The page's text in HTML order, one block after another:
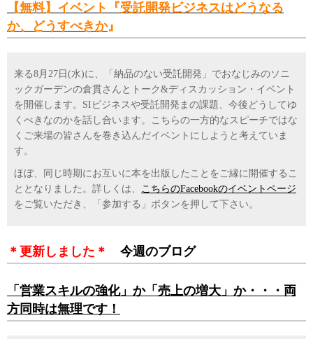
【無料】イベント『受託開発ビジネスはどうなる
か、どうすべきか』
来る8月27日(水)に、「納品のない受託開発」でおなじみのソニ
ックガーデンの倉貫さんとトーク&ディスカッション・イベント
を開催します。SIビジネスや受託開発まの課題、今後どうしてゆ
くべきなのかを話し合います。こちらの一方的なスピーチではな
くご来場の皆さんを巻き込んだイベントにしようと考えていま
す。
ほぼ、同じ時期にお互いに本を出版したことをご縁に開催するこ
ととなりました。詳しくは、 こちらのFacebookのイベントページ
をご覧いただき、「参加する」ボタンを押して下さい。
＊更新しました＊ 今週のブログ
「営業スキルの強化」か「売上の増大」か・・・両
方同時は無理です！